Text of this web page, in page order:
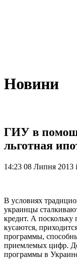
Новини
ГИУ в
льготная
14:23 08 Липня 2013
В условиях
украинцы
кредит. А поскольку
кусаются,
программы,
приемлемых цифр.
программы в